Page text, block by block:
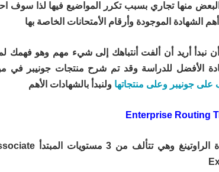
منها تجاري بسبب تكرر المواضيع فيها لذا سوف
الشهادة الموجودة وأرقام الأمتحانات الخاصة بها
نبدأ أريد أن ألفت أنتباهك إلى شيء مهم وهو فهمك
الأفضل للدراسة وقد تم شرح منتجات جونيبر في
جونيبر وعلى منتجاتها ولنبدأ بالشهادات الأهم
Enterprise Routing